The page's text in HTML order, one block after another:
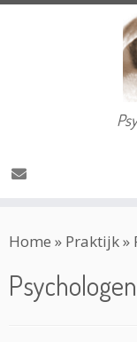
naar
Home » Praktijk»
Psychologen